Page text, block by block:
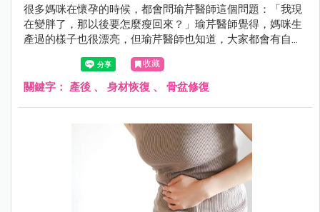
很多媽咪在懷孕的時候，都會問瑜芹醫師這個問題：「我現
在變胖了，那以後要怎麼瘦回來？」瑜芹醫師覺得，媽咪生
產過的樣子也很漂亮，但瑜芹醫師也知道，大家都會有自己
喜歡的樣子，今天瑜芹醫師就來談談：產後如何恢復身材 ？
收藏
關鍵字： 產後 、 身材恢復 、 骨盆修復